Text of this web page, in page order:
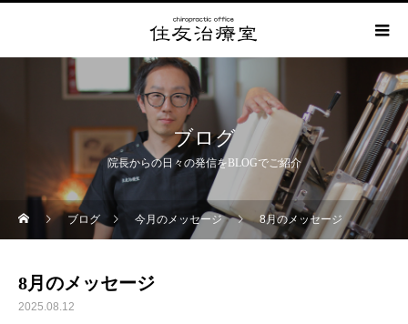
ブログ
院長からの日々の発信をBLOGでご紹介
ブログ 今月のメッセージ 8月のメッセージ
8月のメッセージ
2025.08.12